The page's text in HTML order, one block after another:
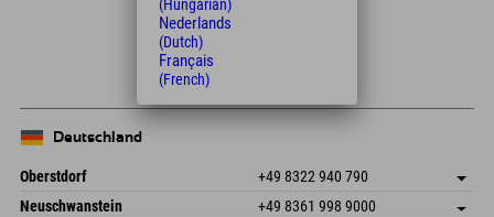
Leaflet
Deutschland
Oberstdorf +49 8322 940 790
An der Breitach 3
Adresse speichern
Neuschwanstein +49 8361 998 9000
(Hungarian)
Nederlands
(Dutch)
Français
(French)